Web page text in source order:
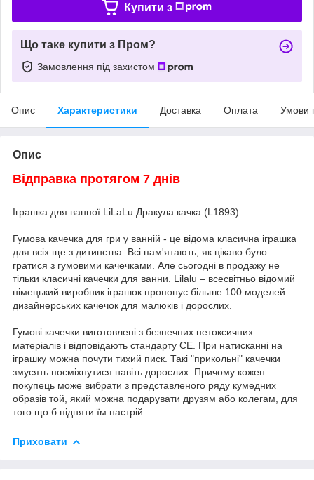
Купити з
Що таке купити з Пром?
Замовлення під захистом
Опис Характеристики Доставка Оплата Умови
Опис
Відправка протягом 7 днів
Іграшка для ванної LiLaLu Дракула качка (L1893)
Гумова качечка для гри у ванній - це відома класична іграшка
для всіх ще з дитинства. Всі пам'ятають, як цікаво було
гратися з гумовими качечками. Але сьогодні в продажу не
тільки класичні качечки для ванни. Lilalu – всесвітньо відомий
німецький виробник іграшок пропонує більше 100 моделей
дизайнерських качечок для малюків і дорослих.
Гумові качечки виготовлені з безпечних нетоксичних
матеріалів і відповідають стандарту СЕ. При натисканні на
іграшку можна почути тихий писк. Такі "прикольні" качечки
змусять посміхнутися навіть дорослих. Причому кожен
покупець може вибрати з представленого ряду кумедних
образів той, який можна подарувати друзям або колегам, для
того що б підняти їм настрій.
Приховати